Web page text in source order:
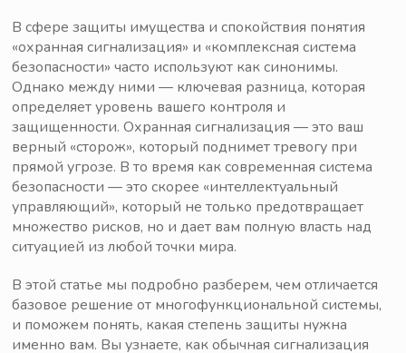
В сфере защиты имущества и спокойствия понятия
«охранная сигнализация» и «комплексная система
безопасности» часто используют как синонимы.
Однако между ними — ключевая разница, которая
определяет уровень вашего контроля и
защищенности. Охранная сигнализация — это ваш
верный «сторож», который поднимет тревогу при
прямой угрозе. В то время как современная система
безопасности — это скорее «интеллектуальный
управляющий», который не только предотвращает
множество рисков, но и дает вам полную власть над
ситуацией из любой точки мира.
В этой статье мы подробно разберем, чем отличается
базовое решение от многофункциональной системы,
и поможем понять, какая степень защиты нужна
именно вам. Вы узнаете, как обычная сигнализация